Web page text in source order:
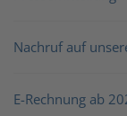
Nachruf auf
E-Rechnung ab